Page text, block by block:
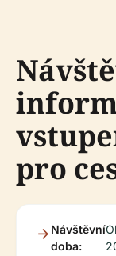
pro
Návštěvní
doba: